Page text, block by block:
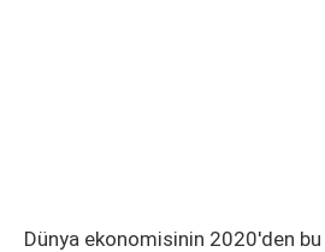
Dünya ekonomisinin 2020'den